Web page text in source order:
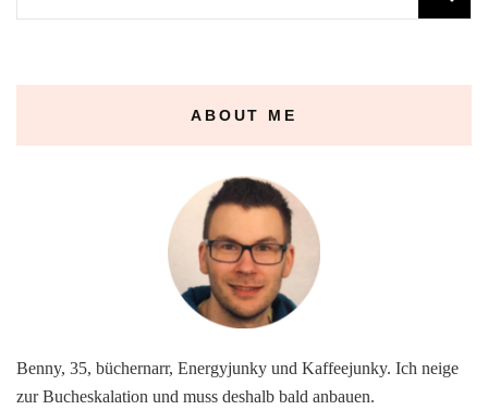
nach:
ABOUT ME
Benny, 35, büchernarr, Energyjunky und Kaffeejunky. Ich neige
zur Bucheskalation und muss deshalb bald anbauen.